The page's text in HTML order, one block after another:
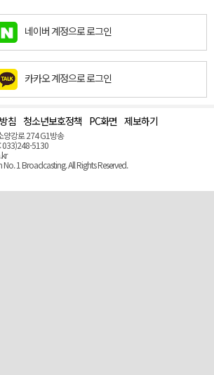
네이버 계정으로 로그인
카카오 계정으로 로그인
침 청소년보호정책 PC화면 제보하기
양강로 274 G1방송
033)248-5130
1 Broadcasting. All Rights Reserved.